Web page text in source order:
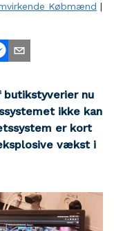
Købmænd |
nu
ikke kan
er kort
vækst i